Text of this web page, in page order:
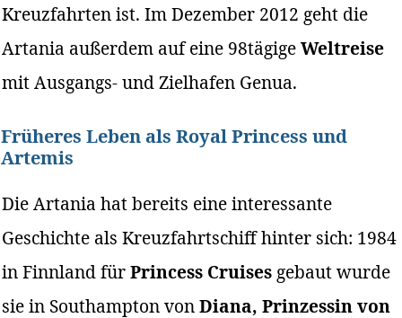
Kreuzfahrten ist. Im Dezember 2012 geht die
Artania außerdem auf eine 98tägigeWeltreise
mit Ausgangs- und Zielhafen Genua.
Früheres Leben als Royal Princess und
Artemis
Die Artania hat bereits eine interessante
Geschichte als Kreuzfahrtschiff hinter sich: 1984
in Finnland fürPrincess Cruises gebaut wurde
sie in Southampton vonDiana, Prinzessin von